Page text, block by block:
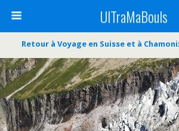
UlTraMaBouls
Retour à Voyage en Suisse et à